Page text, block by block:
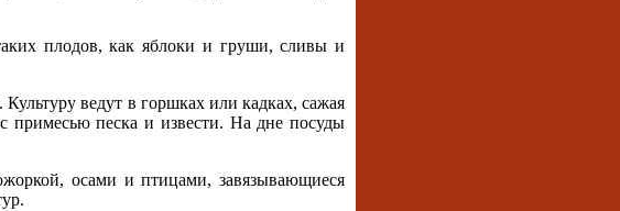
плодов, как яблоки и груши, сливы и
ведут в горшках или кадках, сажая
примесью песка и извести. На дне посуды
осами и птицами, завязывающиеся